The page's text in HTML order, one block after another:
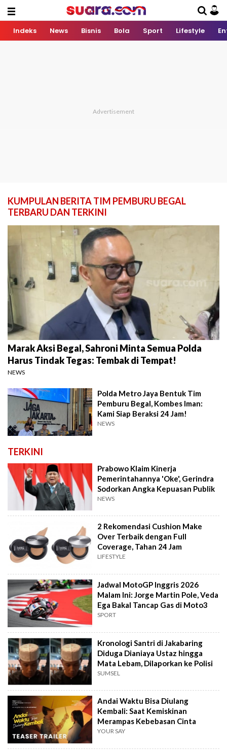
Indeks News Bisnis Bola Sport Lifestyle
KUMPULAN BERITA TIM PEMBURU BEGAL
TERBARU DAN TERKINI
Marak Aksi Begal, Sahroni Minta Semua Polda
Harus Tindak Tegas: Tembak di Tempat!
NEWS
Polda Metro Jaya Bentuk Tim
Pemburu Begal, Kombes Iman:
Kami Siap Beraksi 24 Jam!
NEWS
TERKINI
Prabowo Klaim Kinerja
Pemerintahannya 'Oke', Gerindra
Sodorkan Angka Kepuasan Publik
NEWS
2 Rekomendasi Cushion Make
Over Terbaik dengan Full
Coverage, Tahan 24 Jam
LIFESTYLE
Jadwal MotoGP Inggris 2026
Malam Ini: Jorge Martin Pole, Veda
Ega Bakal Tancap Gas di Moto3
SPORT
Kronologi Santri di Jakabaring
Diduga Dianiaya Ustaz hingga
Mata Lebam, Dilaporkan ke Polisi
SUMSEL
Andai Waktu Bisa Diulang
Kembali: Saat Kemiskinan
Merampas Kebebasan Cinta
YOUR SAY